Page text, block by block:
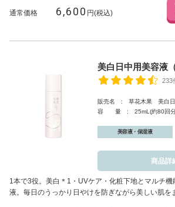
通常価格 6,600 円(税込)
美白日中用美容液
233
販売名 : 草花木果 美白日
容 量 : 25mL(約80回
美容液・保湿液
商品詳
1本で3役。美白 ＊1 ・UVケア・化粧下地とマルチ
液。毎日のうっかり日やけを防ぎながら美しい肌を